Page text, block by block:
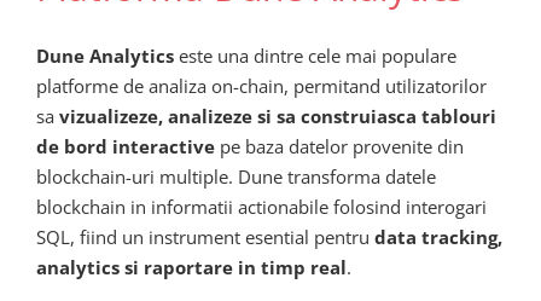
Dune Analytics este una dintre cele mai populare
platforme de analiza on-chain, permitand utilizatorilor
sa vizualizeze, analizeze si sa construiasca tablouri
de bord interactive pe baza datelor provenite din
blockchain-uri multiple. Dune transforma datele
blockchain in informatii actionabile folosind interogari
SQL, fiind un instrument esential pentru data tracking,
analytics si raportare in timp real.